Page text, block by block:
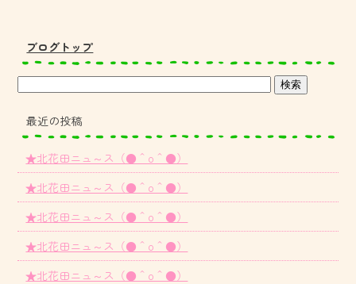
ブログトップ
最近の投稿
★北花田ニュ～ス（●＾o＾●）
★北花田ニュ～ス（●＾o＾●）
★北花田ニュ～ス（●＾o＾●）
★北花田ニュ～ス（●＾o＾●）
★北花田ニュ～ス（●＾o＾●）